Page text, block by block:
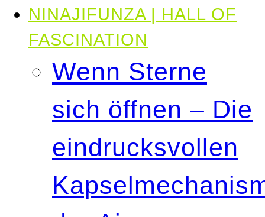
NINAJIFUNZA | HALL OF
FASCINATION
Wenn Sterne
sich öffnen – Die
eindrucksvollen